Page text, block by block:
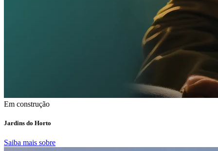
Em construção
Jardins do Horto
Saiba mais sobre